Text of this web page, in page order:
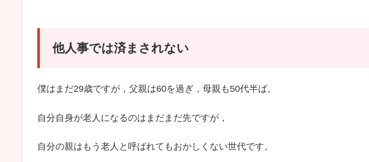
他人事では済まされない
僕はまだ29歳ですが，父親は60を過ぎ，母親も50代半ば。
自分自身が老人になるのはまだまだ先ですが，
自分の親はもう老人と呼ばれてもおかしくない世代です。